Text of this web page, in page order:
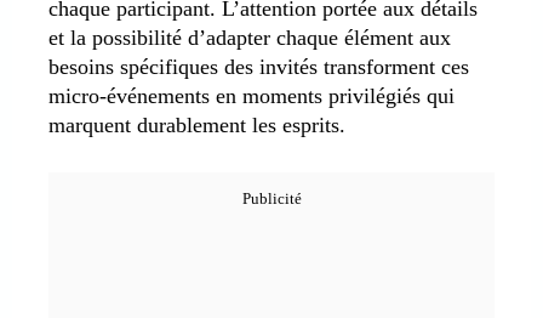
chaque participant. L’attention portée aux détails
et la possibilité d’adapter chaque élément aux
besoins spécifiques des invités transforment ces
micro-événements en moments privilégiés qui
marquent durablement les esprits.